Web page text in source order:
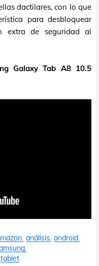
dactilares, con lo que
para desbloquear
extra de seguridad al
Galaxy Tab A8 10.5
análisis android
tablet